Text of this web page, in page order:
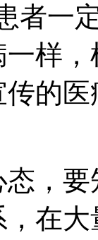
者一
样
的
，
在